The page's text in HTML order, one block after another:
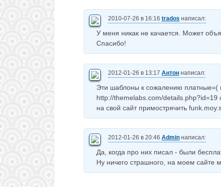
2010-07-26 в 16:16 trados написал:
У меня никак не качается. Может
Спасибо!
2012-01-26 в 13:17 Антон написал:
Эти шаблоны к сожалению платные=(
http://themelabs.com/details.php?id=19
на свой сайт примострячить
2012-01-26 в 20:46 Admin написал:
Да, когда про них писал - были
Ну ничего страшного, на моем сайте